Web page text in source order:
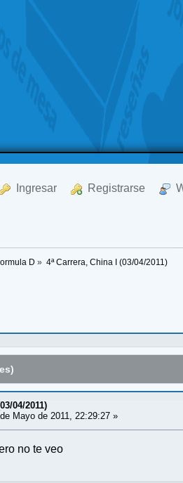
Ingresar Registrarse
D » 4ª Carrera, China I (03/04/2011)
04/2011)
Mayo de 2011, 22:29:27 »
no te veo